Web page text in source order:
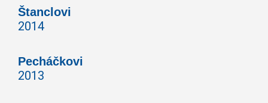
Štanclovi
2014
Pecháčkovi
2013